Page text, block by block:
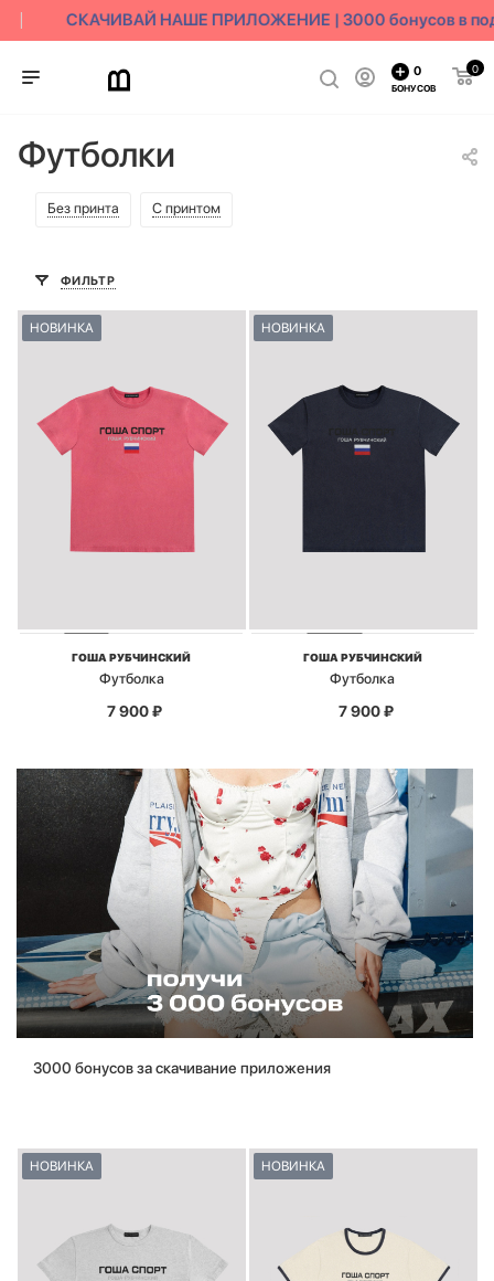
СКАЧИВАЙ НАШЕ ПРИЛОЖЕНИЕ | 3000 бонусов в
0
0
БОНУСОВ
Футболки
Без принта С принтом
ФИЛЬТР
НОВИНКА
ГОША РУБЧИНСКИЙ
Футболка
7 900₽
НОВИНКА
ГОША РУБЧИНСКИЙ
Футболка
7 900₽
3000 бонусов за скачивание приложения
НОВИНКА НОВИНКА